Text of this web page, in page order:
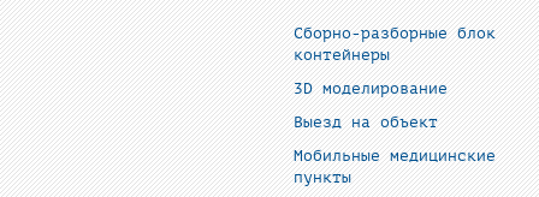
Сборно-разборные блок
контейнеры
3D моделирование
Выезд на объект
Мобильные медицинские
пункты